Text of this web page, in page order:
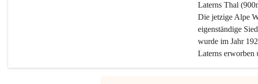
Laterns Thal
Die jetzige Alpe
eigenständige
wurde im Jahr
Laterns erworben